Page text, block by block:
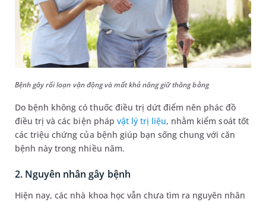
Bệnh gây rối loạn vận động và mất khả năng giữ thăng bằng
Do bệnh không có thuốc điều trị dứt điểm nên phác đồ
điều trị và các biện pháp vật lý trị liệu, nhằm kiểm soát tốt
các triệu chứng của bệnh giúp bạn sống chung với căn
bệnh này trong nhiều năm.
2. Nguyên nhân gây bệnh
Hiện nay, các nhà khoa học vẫn chưa tìm ra nguyên nhân